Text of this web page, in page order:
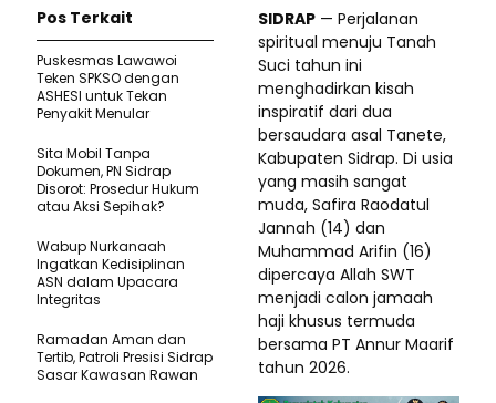
SIDRAP — Perjalanan
spiritual menuju Tanah
Suci tahun ini
menghadirkan kisah
inspiratif dari dua
bersaudara asal Tanete,
Kabupaten Sidrap. Di usia
yang masih sangat
muda, Safira Raodatul
Jannah (14) dan
Muhammad Arifin (16)
dipercaya Allah SWT
menjadi calon jamaah
haji khusus termuda
bersama PT Annur Maarif
tahun 2026.
Pos Terkait
Puskesmas Lawawoi
Teken SPKSO dengan
ASHESI untuk Tekan
Penyakit Menular
Sita Mobil Tanpa
Dokumen, PN Sidrap
Disorot: Prosedur Hukum
atau Aksi Sepihak?
Wabup Nurkanaah
Ingatkan Kedisiplinan
ASN dalam Upacara
Integritas
Ramadan Aman dan
Tertib, Patroli Presisi Sidrap
Sasar Kawasan Rawan